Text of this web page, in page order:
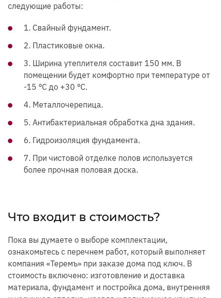
следующие работы:
1. Свайный фундамент.
2. Пластиковые окна.
3. Ширина утеплителя составит 150 мм. В
помещении будет комфортно при температуре от
-15 °С до +30 °С.
4. Металлочерепица.
5. Антибактериальная обработка дна здания.
6. Гидроизоляция фундамента.
7. При чистовой отделке полов используется
более прочная половая доска.
Что входит в стоимость?
Пока вы думаете о выборе комплектации,
ознакомьтесь с перечнем работ, который выполняет
компания «Теремъ» при заказе дома под ключ. В
стоимость включено: изготовление и доставка
материала, фундамент и постройка дома, внутренняя